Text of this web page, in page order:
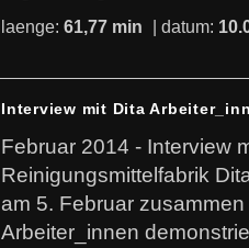
laenge: 61,77 min | datum:
Interview mit Dita
Februar 2014 - Interview
Reinigungsmittelfabrik
am 5. Februar
Arbeiter_innen